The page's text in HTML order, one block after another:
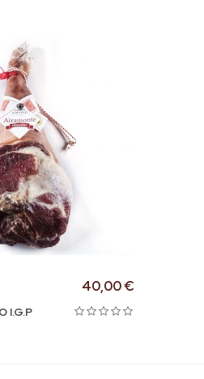
40,00 €
I.G.P